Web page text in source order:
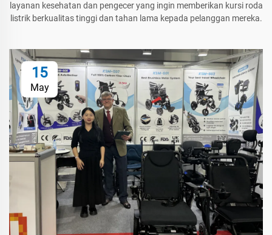
layanan kesehatan dan pengecer yang ingin memberikan kursi roda
listrik berkualitas tinggi dan tahan lama kepada pelanggan mereka.
15
May